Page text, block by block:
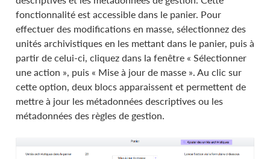
fonctionnalité est accessible dans le panier. Pour
effectuer des modifications en masse, sélectionnez des
unités archivistiques en les mettant dans le panier, puis à
partir de celui-ci, cliquez dans la fenêtre « Sélectionner
une action », puis « Mise à jour de masse ». Au clic sur
cette option, deux blocs apparaissent et permettent de
mettre à jour les métadonnées descriptives ou les
métadonnées des règles de gestion.